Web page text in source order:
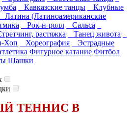
Кавказские танцы
Клубные
Латина (Латиноамериканские
Рок-н-ролл
Сальса
растяжка
Танец живота
Хоп Хореография
Эстрадные
Фигурное катание Фитбол
Шашки
ТЕННИС В